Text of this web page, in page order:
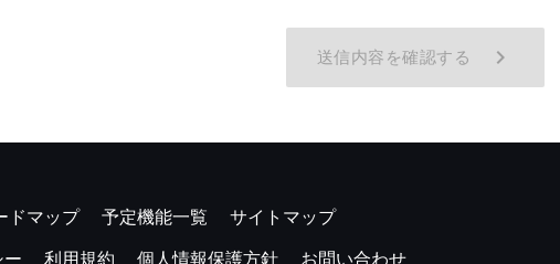
keyboard_arrow_right
送信内容を確認する
ドマップ 予定機能一覧
サイトマップ
利用規約 個人情報保護方針 お問い合わせ